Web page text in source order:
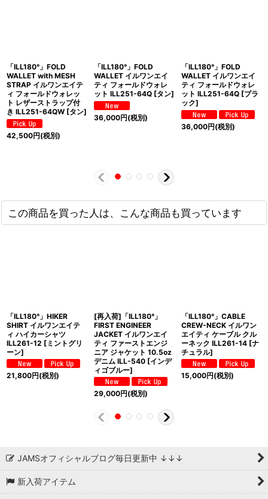
「ILL180°」FOLD
WALLET with MESH
STRAP イルワンエイテ
ィ フォールドウォレッ
ト レザーストラップ付
き ILL251-64QW [タン]
42,500円(税別)
「ILL180°」FOLD
WALLET イルワンエイ
ティ フォールドウォレ
ット ILL251-64Q [タン]
36,000円(税別)
「ILL180°」FOLD
WALLET イルワンエイ
ティ フォールドウォレ
ット ILL251-64Q [ブラ
ック]
36,000円(税別)
この商品を買った人は、こんな商品も買っています
「ILL180°」HIKER
SHIRT イルワンエイテ
ィ ハイカーシャツ
ILL261-12 [ミントグリ
ーン]
21,800円(税別)
[再入荷]「ILL180°」
FIRST ENGINEER
JACKET イルワンエイ
ティ ファーストエンジ
ニア ジャケット 10.5oz
デニム ILL-540 [インデ
ィゴブルー]
29,000円(税別)
「ILL180°」CABLE
CREW-NECK イルワン
エイティ ケーブル クル
ーネック ILL261-14 [ナ
チュラル]
15,000円(税別)
JAMSオフィシャルブログ毎日更新中 ↓↓↓
新入荷アイテム